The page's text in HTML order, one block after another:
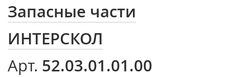
Запасные части
ИНТЕРСКОЛ
Арт. 52.03.01.01.00